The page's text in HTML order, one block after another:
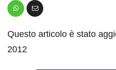
Questo articolo è stato
2012